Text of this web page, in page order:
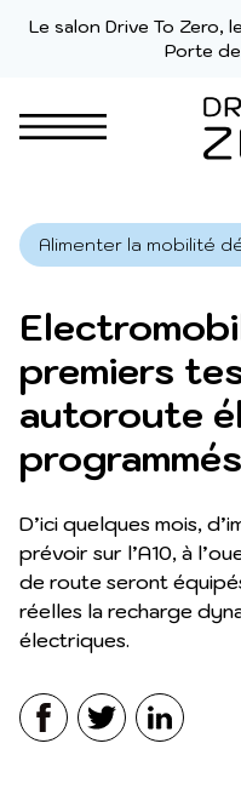
Aller au contenu
Le salon Drive To Zero,
Porte
Alimenter la mobilité
premiers
autoroute
D’ici quelques mois,
prévoir sur l’A10, à
de route seront
réelles la recharge
électriques.
FacebookTwitterLinkedIn